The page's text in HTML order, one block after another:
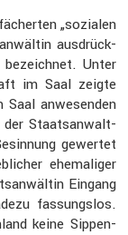
„sozialen
ausdrück­
Unter
im Saal zeigte
anwesenden
der Staats­an­walt­
gewertet
ehema­liger
Eingang
fassungslos.
keine Sippen­